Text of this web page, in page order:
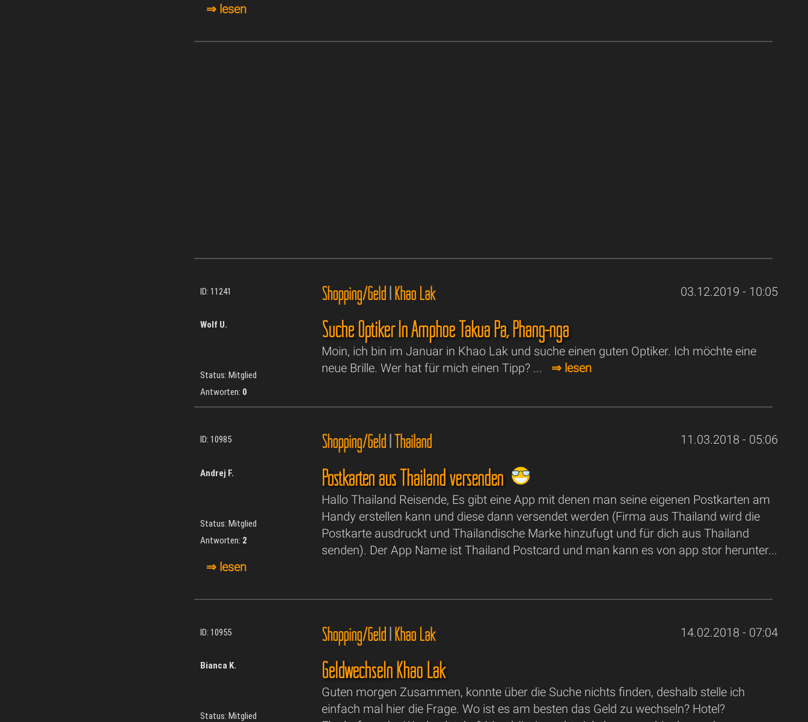
⇒ lesen
ID: 11241 Shopping/Geld|Khao Lak 03.12.2019 - 10:05
Wolf U.
Status: Mitglied
Antworten: 0
Suche Optiker In Amphoe Takua Pa, Phang-nga
Moin, ich bin im Januar in Khao Lak und suche einen guten Optiker. Ich möchte eine
neue Brille. Wer hat für mich einen Tipp? ... ⇒ lesen
ID: 10985 Shopping/Geld|Thailand 11.03.2018 - 05:06
Andrej F.
Status: Mitglied
Antworten: 2
Postkarten aus Thailand versenden
Hallo Thailand Reisende, Es gibt eine App mit denen man seine eigenen Postkarten am
Handy erstellen kann und diese dann versendet werden (Firma aus Thailand wird die
Postkarte ausdruckt und Thailandische Marke hinzufugt und für dich aus Thailand
senden). Der App Name ist Thailand Postcard und man kann es von app stor herunter...
⇒ lesen
ID: 10955 Shopping/Geld|Khao Lak 14.02.2018 - 07:04
Bianca K.
Status: Mitglied
Geldwechseln Khao Lak
Guten morgen Zusammen, konnte über die Suche nichts finden, deshalb stelle ich
einfach mal hier die Frage. Wo ist es am besten das Geld zu wechseln? Hotel?